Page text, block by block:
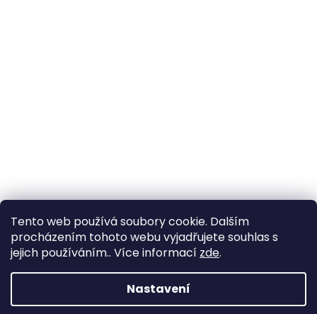
Tento web používá soubory cookie. Dalším
procházením tohoto webu vyjadřujete souhlas s
jejich používáním.. Více informací zde.
Nastavení